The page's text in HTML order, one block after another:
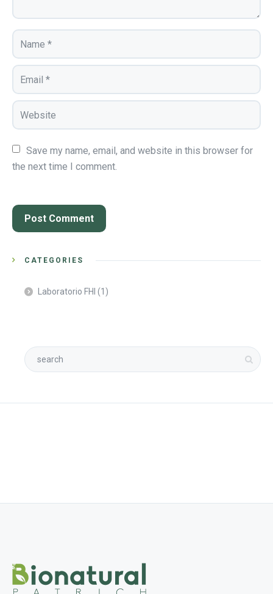
Save my name, email, and website in this browser for
the next time I comment.
CATEGORIES
Laboratorio FHI (1)